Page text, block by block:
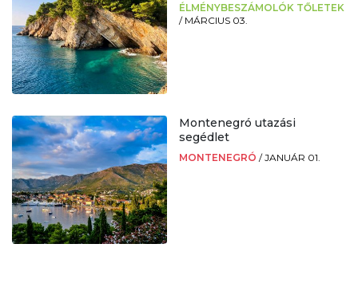
ÉLMÉNYBESZÁMOLÓK TŐLETEK
/ MÁRCIUS 03.
Montenegró utazási
segédlet
MONTENEGRÓ /JANUÁR 01.